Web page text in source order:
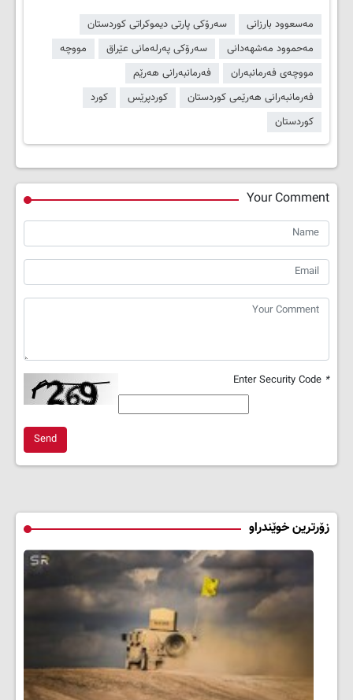
مەسعوود بارزانی
سەرۆکی پارتی دیموکراتی کوردستان
مەحموود مەشهەدانی
سەرۆکی پەرلەمانی عێراق
مووچە
مووچەی فەرمانبەران
فەرمانبەرانی هەرێم
فەرمانبەرانی هەرێمی کوردستان
کوردپرێس
کورد
کوردستان
Your Comment
*
Send
زۆرترین خوێندراو